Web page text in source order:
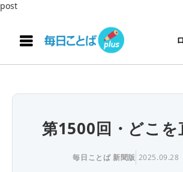
post
第1500回・どこを
毎日ことば 新聞版 2025.09.28